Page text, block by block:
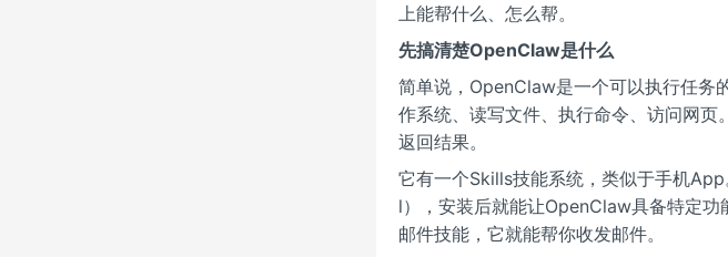
上能帮什么、怎么帮。
先搞清楚OpenClaw是什么
简单说，OpenClaw是一个可以执行任务
作系统、读写文件、执行命令、访问网页
返回结果。
它有一个Skills技能系统，类似于手机
l），安装后就能让OpenClaw具备特定
邮件技能，它就能帮你收发邮件。